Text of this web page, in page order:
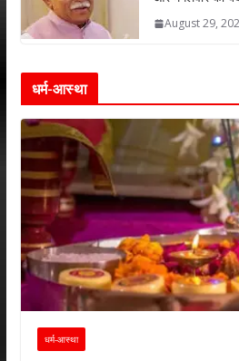
August 29,
धर्म-आस्था
धर्म-आस्था